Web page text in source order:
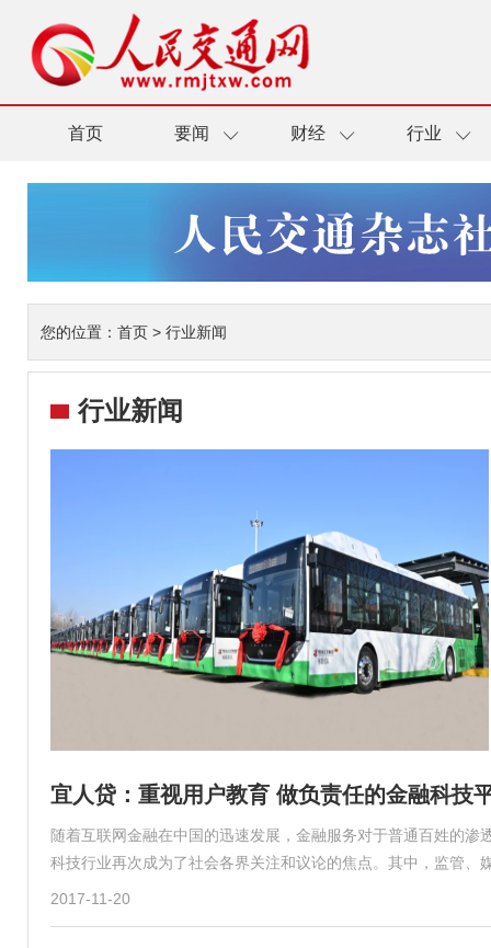
首页 要闻 财经 行业
您的位置： 首页 > 行业新闻
行业新闻
宜人贷：重视用户教育 做负责任的金融科技
随着互联网金融在中国的迅速发展，金融服务对于普通百姓的
科技行业再次成为了社会各界关注和议论的焦点。其中，监管、
2017-11-20